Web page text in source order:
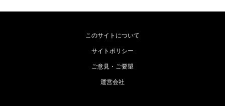
このサイトについて
サイトポリシー
ご意見・ご要望
運営会社